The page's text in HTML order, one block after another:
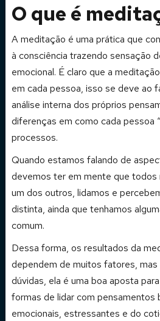
O que é
A meditação é uma prática que
à consciência trazendo sensação
emocional. É claro que a
em cada pessoa, isso se deve ao
análise interna dos próprios
diferenças em como cada pessoa
processos.
Quando estamos falando de
devemos ter em mente que
um dos outros, lidamos e
distinta, ainda que tenhamos
comum.
Dessa forma, os resultados da
dependem de muitos fatores,
dúvidas, ela é uma boa aposta
formas de lidar com pensamentos
emocionais, estressantes e do